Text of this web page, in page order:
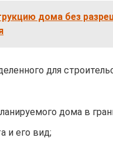
дома без
для
дома в
и его вид;